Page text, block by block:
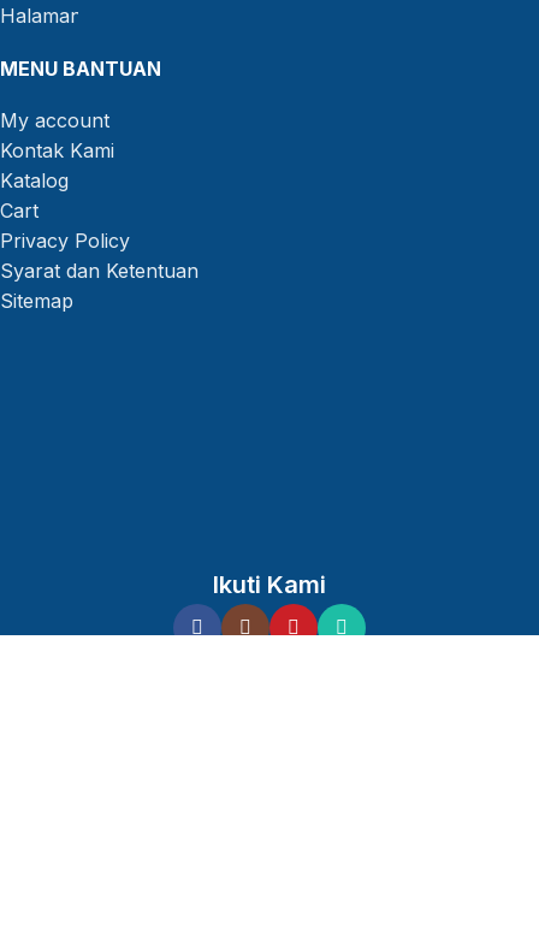
MENU BANTUAN
My account
Kontak Kami
Katalog
Cart
Privacy Policy
Syarat dan Ketentuan
Sitemap
Ikuti Kami